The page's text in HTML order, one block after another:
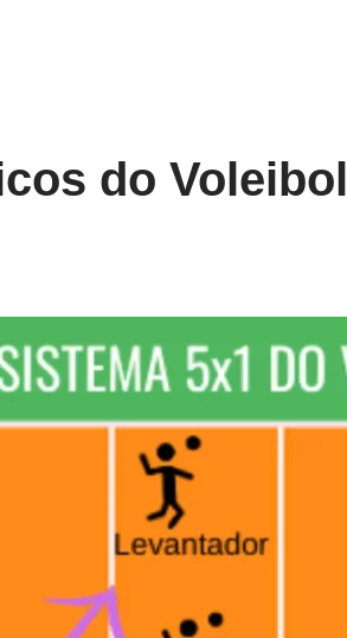
do Voleibol